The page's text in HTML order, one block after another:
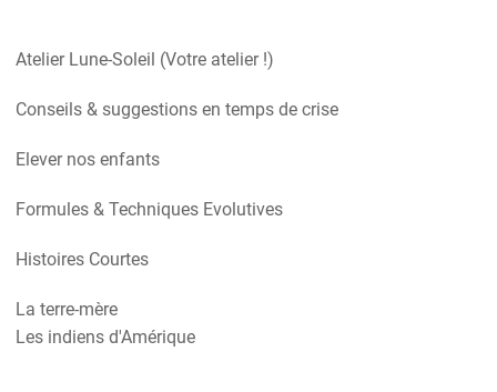
Atelier Lune-Soleil (Votre atelier !)
Conseils & suggestions en temps de crise
Elever nos enfants
Formules & Techniques Evolutives
Histoires Courtes
La terre-mère
Les indiens d'Amérique